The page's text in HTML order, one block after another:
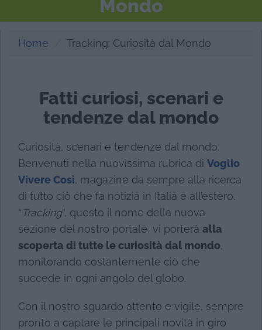
Mondo
Home Tracking: Curiosità dal Mondo
Fatti curiosi, scenari e
tendenze dal mondo
Curiosità, scenari e tendenze dal mondo.
Benvenuti nella nuovissima rubrica di Voglio
Vivere Così, magazine da sempre alla ricerca
di tutto ciò che fa notizia in Italia e all’estero.
“ Tracking”, questo il nome della nuova
sezione del nostro portale, vi porterà alla
scoperta di tutte le curiosità dal mondo,
monitorando costantemente ciò che
succede in ogni angolo del globo.
Con il nostro sguardo attento e vigile, sempre
pronto a captare le principali novità in giro